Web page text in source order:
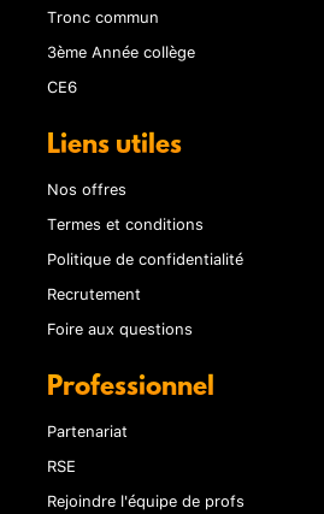
Tronc commun
3ème Année collège
CE6
Liens utiles
Nos offres
Termes et conditions
Politique de confidentialité
Recrutement
Foire aux questions
Professionnel
Partenariat
RSE
Rejoindre l'équipe de profs